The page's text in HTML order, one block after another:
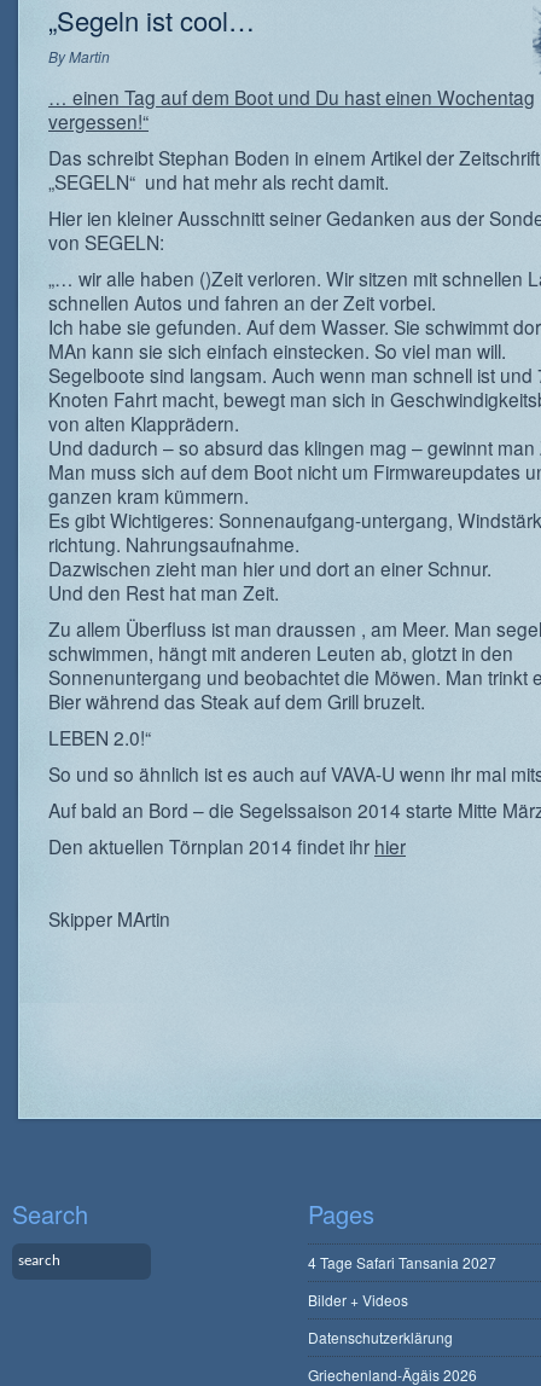
„Segeln ist cool…
ByMartin
… einen Tag auf dem Boot und Du hast einen Wochentag
vergessen!“
Das schreibt Stephan Boden in einem Artikel der Zeitschrift
„SEGELN“ und hat mehr als recht damit.
Hier ien kleiner Ausschnitt seiner Gedanken aus der
von SEGELN:
„… wir alle haben ()Zeit verloren. Wir sitzen mit schnellen
schnellen Autos und fahren an der Zeit vorbei.
Ich habe sie gefunden. Auf dem Wasser. Sie schwimmt
MAn kann sie sich einfach einstecken. So viel man will.
Segelboote sind langsam. Auch wenn man schnell ist und
Knoten Fahrt macht, bewegt man sich in
von alten Klapprädern.
Und dadurch – so absurd das klingen mag – gewinnt man
Man muss sich auf dem Boot nicht um Firmwareupdates
ganzen kram kümmern.
Es gibt Wichtigeres: Sonnenaufgang-untergang,
richtung. Nahrungsaufnahme.
Dazwischen zieht man hier und dort an einer Schnur.
Und den Rest hat man Zeit.
Zu allem Überfluss ist man draussen , am Meer. Man
schwimmen, hängt mit anderen Leuten ab, glotzt in den
Sonnenuntergang und beobachtet die Möwen. Man trinkt
Bier während das Steak auf dem Grill bruzelt.
LEBEN 2.0!“
So und so ähnlich ist es auch auf VAVA-U wenn ihr mal
Auf bald an Bord – die Segelssaison 2014 starte Mitte
Den aktuellen Törnplan 2014 findet ihr hier
Skipper MArtin
Search Pages
4 Tage Safari Tansania 2027
Bilder + Videos
Datenschutzerklärung
Griechenland-Ägäis 2026